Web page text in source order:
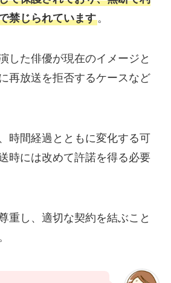
禁じられています。
した俳優が現在のイメージと
再放送を拒否するケースなど
時間経過とともに変化する可
時には改めて許諾を得る必要
重し、適切な契約を結ぶこと